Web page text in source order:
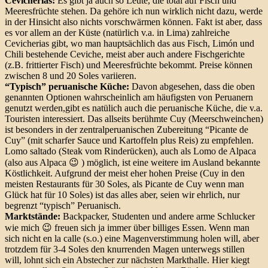
Meeresfrüchte stehen. Da gehöre ich nun wirklich nicht dazu, werde
in der Hinsicht also nichts vorschwärmen können. Fakt ist aber, dass
es vor allem an der Küste (natürlich v.a. in Lima) zahlreiche
Cevicherias gibt, wo man hauptsächlich das aus Fisch, Limón und
Chili bestehende Ceviche, meist aber auch andere Fischgerichte
(z.B. frittierter Fisch) und Meeresfrüchte bekommt. Preise können
zwischen 8 und 20 Soles variieren.
“Typisch” peruanische Küche: Davon abgesehen, dass die oben
genannten Optionen wahrscheinlich am häufigsten von Peruanern
genutzt werden,gibt es natülich auch die peruanische Küche, die v.a.
Touristen interessiert. Das allseits berühmte Cuy (Meerschweinchen)
ist besonders in der zentralperuanischen Zubereitung “Picante de
Cuy” (mit scharfer Sauce und Kartoffeln plus Reis) zu empfehlen.
Lomo saltado (Steak vom Rinderücken), auch als Lomo de Alpaca
(also aus Alpaca 😉 ) möglich, ist eine weitere im Ausland bekannte
Köstlichkeit. Aufgrund der meist eher hohen Preise (Cuy in den
meisten Restaurants für 30 Soles, als Picante de Cuy wenn man
Glück hat für 10 Soles) ist das alles aber, seien wir ehrlich, nur
begrenzt “typisch” Peruanisch.
Marktstände: Backpacker, Studenten und andere arme Schlucker
wie mich 😉 freuen sich ja immer über billiges Essen. Wenn man
sich nicht en la calle (s.o.) eine Magenverstimmung holen will, aber
trotzdem für 3-4 Soles den knurrenden Magen unterwegs stillen
will, lohnt sich ein Abstecher zur nächsten Markthalle. Hier kiegt